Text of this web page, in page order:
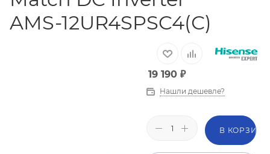
AMS-12UR4SPSC4(С)
19 190 ₽
Нашли дешевле?
В КОРЗИНУ